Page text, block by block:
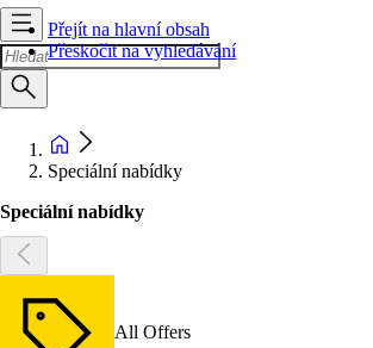
Přejít na hlavní obsah
Přeskočit na vyhledávání
Speciální nabídky
Speciální nabídky
All Offers